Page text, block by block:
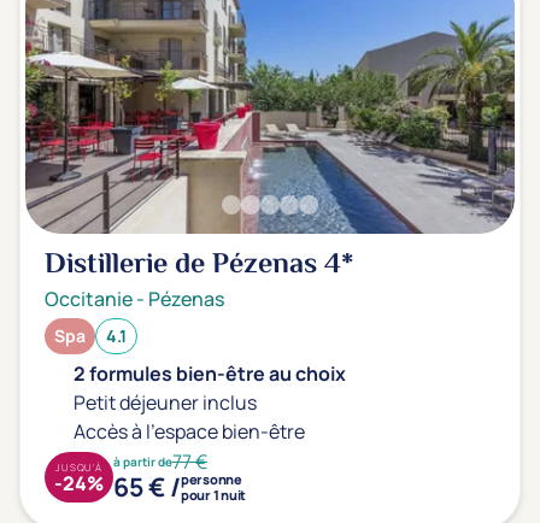
Distillerie de Pézenas4*
Occitanie- Pézenas
Spa 4.1
2 formules bien-être au choix
Petit déjeuner inclus
Accès à l'espace bien-être
à partir de77 €
65 € /personne
pour 1 nuit
JUSQU'À
-24%